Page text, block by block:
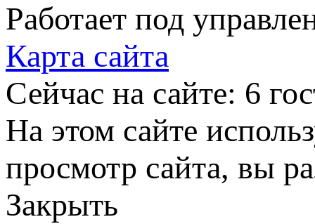
Работает под
Карта сайта
Сейчас на сайте: 6
На этом сайте
просмотр сайта, вы
Закрыть